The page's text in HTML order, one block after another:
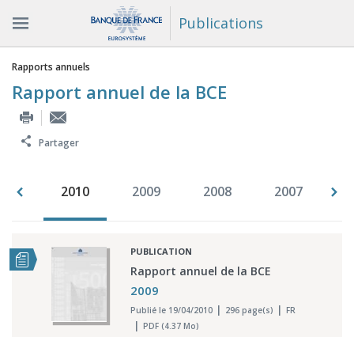
Publications
Vous êtes ici
Rapports annuels
Rapport annuel de la BCE
Partager
2010 2009 2008 2007
PUBLICATION
Rapport annuel de la BCE
2009
Publié le 19/04/2010 296 page(s)
FR
PDF (4.37 Mo)